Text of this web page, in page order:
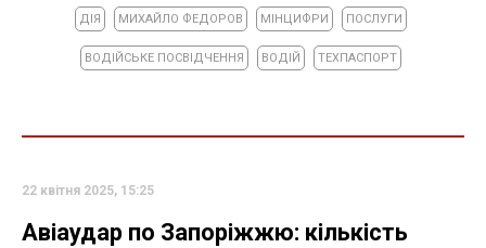
ДІЯ МИХАЙЛО ФЕДОРОВ МІНЦИФРИ ПОСЛУГИ
ВОДІЙСЬКЕ ПОСВІДЧЕННЯ ВОДІЙ ТЕХПАСПОРТ
22 квітня 2025, 15:25
Авіаудар по Запоріжжю: кількість